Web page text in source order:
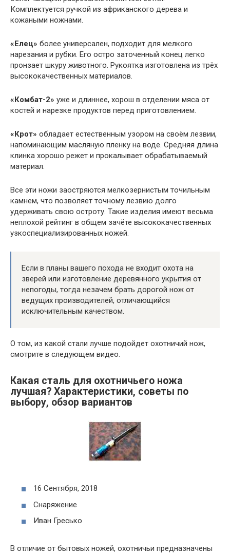
Комплектуется ручкой из африканского дерева и
кожаными ножнами.
«Елец» более универсален, подходит для мелкого
нарезания и рубки. Его остро заточенный конец легко
пронзает шкуру животного. Рукоятка изготовлена из трёх
высококачественных материалов.
«Комбат-2» уже и длиннее, хорош в отделении мяса от
костей и нарезке продуктов перед приготовлением.
«Крот» обладает естественным узором на своём лезвии,
напоминающим масляную пленку на воде. Средняя длина
клинка хорошо режет и прокалывает обрабатываемый
материал.
Все эти ножи заостряются мелкозернистым точильным
камнем, что позволяет точному лезвию долго
удерживать свою остроту. Такие изделия имеют весьма
неплохой рейтинг в общем зачёте высококачественных
узкоспециализированных ножей.
Если в планы вашего похода не входит охота на
зверей или изготовление деревянного укрытия от
непогоды, тогда незачем брать дорогой нож от
ведущих производителей, отличающийся
исключительным качеством.
О том, из какой стали лучше подойдет охотничий нож,
смотрите в следующем видео.
Какая сталь для охотничьего ножа
лучшая? Характеристики, советы по
выбору, обзор вариантов
16 Сентября, 2018
Снаряжение
Иван Гресько
В отличие от бытовых ножей, охотничьи предназначены